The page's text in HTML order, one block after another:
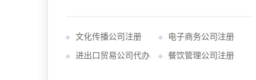
文化传播公司注册 电子商务公司注册
进出口贸易公司代办 餐饮管理公司注册